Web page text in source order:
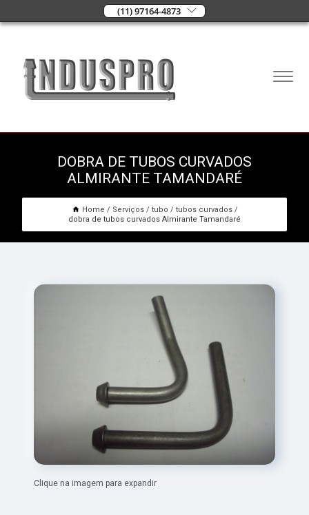
(11) 97164-4873
DOBRA DE TUBOS CURVADOS
ALMIRANTE TAMANDARÉ
Home Serviços tubo
tubos curvados
dobra de tubos curvados Almirante Tamandaré
Clique na imagem para expandir